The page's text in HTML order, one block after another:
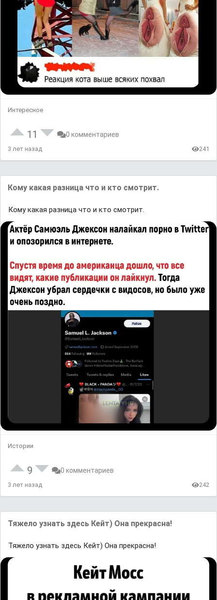
Интересное
11 0 комментариев
3 лет назад 241
Кому какая разница что и кто смотрит.
Кому какая разница что и кто смотрит.
Истории
9 0 комментариев
3 лет назад 242
Тяжело узнать здесь Кейт) Она прекрасна!
Тяжело узнать здесь Кейт) Она прекрасна!